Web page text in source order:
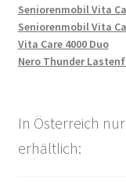
Seniorenmobil Vita
Seniorenmobil Vita
Vita Care 4000 Duo
Nero Thunder
In Österreich
erhältlich: